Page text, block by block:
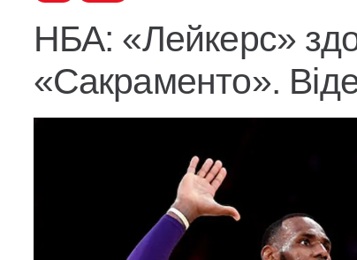
НБА: «Лейкерс»
«Сакраменто».